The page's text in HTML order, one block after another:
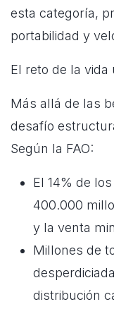
esta categoría,
portabilidad y
El reto de la vida
Más allá de las
desafío
Según la FAO:
El 14% de
400.000
y la venta
Millones de
distribución